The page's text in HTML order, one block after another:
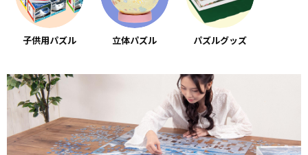
子供用パズル 立体パズル パズルグッズ